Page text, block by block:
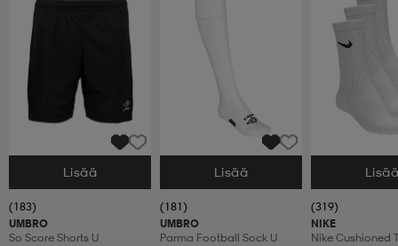
Valitse Koko
Lisää
(183)
UMBRO
So Score Shorts U
Valitse Koko
Lisää
(181)
UMBRO
Parma Football Sock U
Valitse Koko
(319)
NIKE
Nike Cushioned